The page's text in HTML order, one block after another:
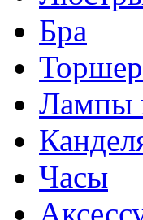
Бра
Лампы
Часы